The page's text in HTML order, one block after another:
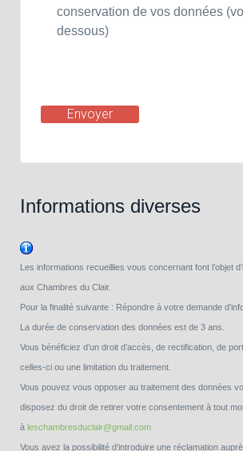
conservation de vos données
dessous)
Envoyer
Informations diverses
Les informations recueillies vous concernant font l’objet
aux Chambres du Clair.
Pour la finalité suivante : Répondre à votre demande
La durée de conservation des données est de 3 ans.
Vous bénéficiez d’un droit d’accès, de rectification, de
celles-ci ou une limitation du traitement.
Vous pouvez vous opposer au traitement des données
disposez du droit de retirer votre consentement à tout
à leschambresduclair@gmail.com
Vous avez la possibilité d’introduire une réclamation